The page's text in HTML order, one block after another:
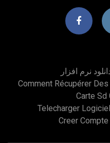
Comment Récupérer
Carte Sd
Telecharger
Creer